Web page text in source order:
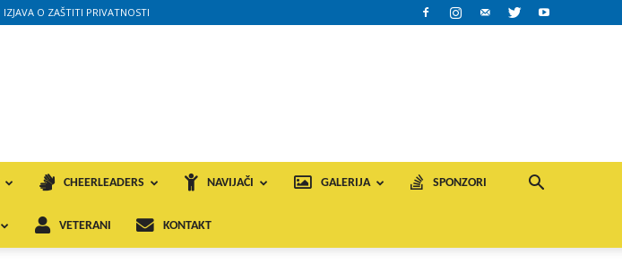
IZJAVA O ZAŠTITI PRIVATNOSTI
CHEERLEADERS NAVIJAČI GALERIJA SPONZORI
VETERANI KONTAKT